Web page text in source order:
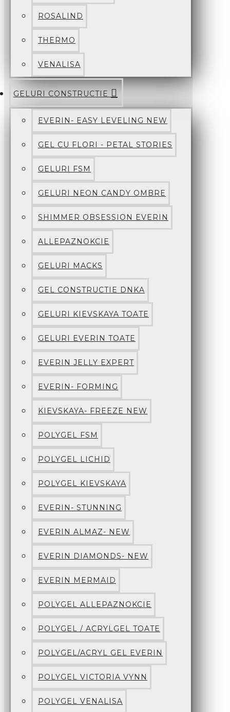
ROSALIND
THERMO
VENALISA
GELURI CONSTRUCTIE
EVERIN- EASY LEVELING NEW
GEL CU FLORI - PETAL STORIES
GELURI FSM
GELURI NEON CANDY OMBRE
SHIMMER OBSESSION EVERIN
ALLEPAZNOKCIE
GELURI MACKS
GEL CONSTRUCTIE DNKA
GELURI KIEVSKAYA TOATE
GELURI EVERIN TOATE
EVERIN JELLY EXPERT
EVERIN- FORMING
KIEVSKAYA- FREEZE NEW
POLYGEL FSM
POLYGEL LICHID
POLYGEL KIEVSKAYA
EVERIN- STUNNING
EVERIN ALMAZ- NEW
EVERIN DIAMONDS- NEW
EVERIN MERMAID
POLYGEL ALLEPAZNOKCIE
POLYGEL / ACRYLGEL TOATE
POLYGEL/ACRYL GEL EVERIN
POLYGEL VICTORIA VYNN
POLYGEL VENALISA